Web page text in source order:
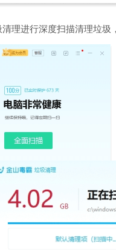
理进行深度扫描清理垃圾